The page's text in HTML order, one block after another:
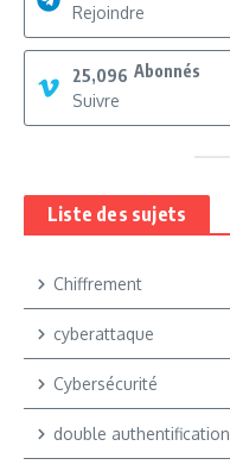
Rejoindre
25,096 Abonnés
Suivre
Liste des sujets
Chiffrement
cyberattaque
Cybersécurité
double authentification